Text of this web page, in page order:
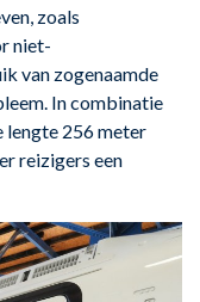
zoals
niet-
van zogenaamde
In combinatie
256 meter
reizigers een